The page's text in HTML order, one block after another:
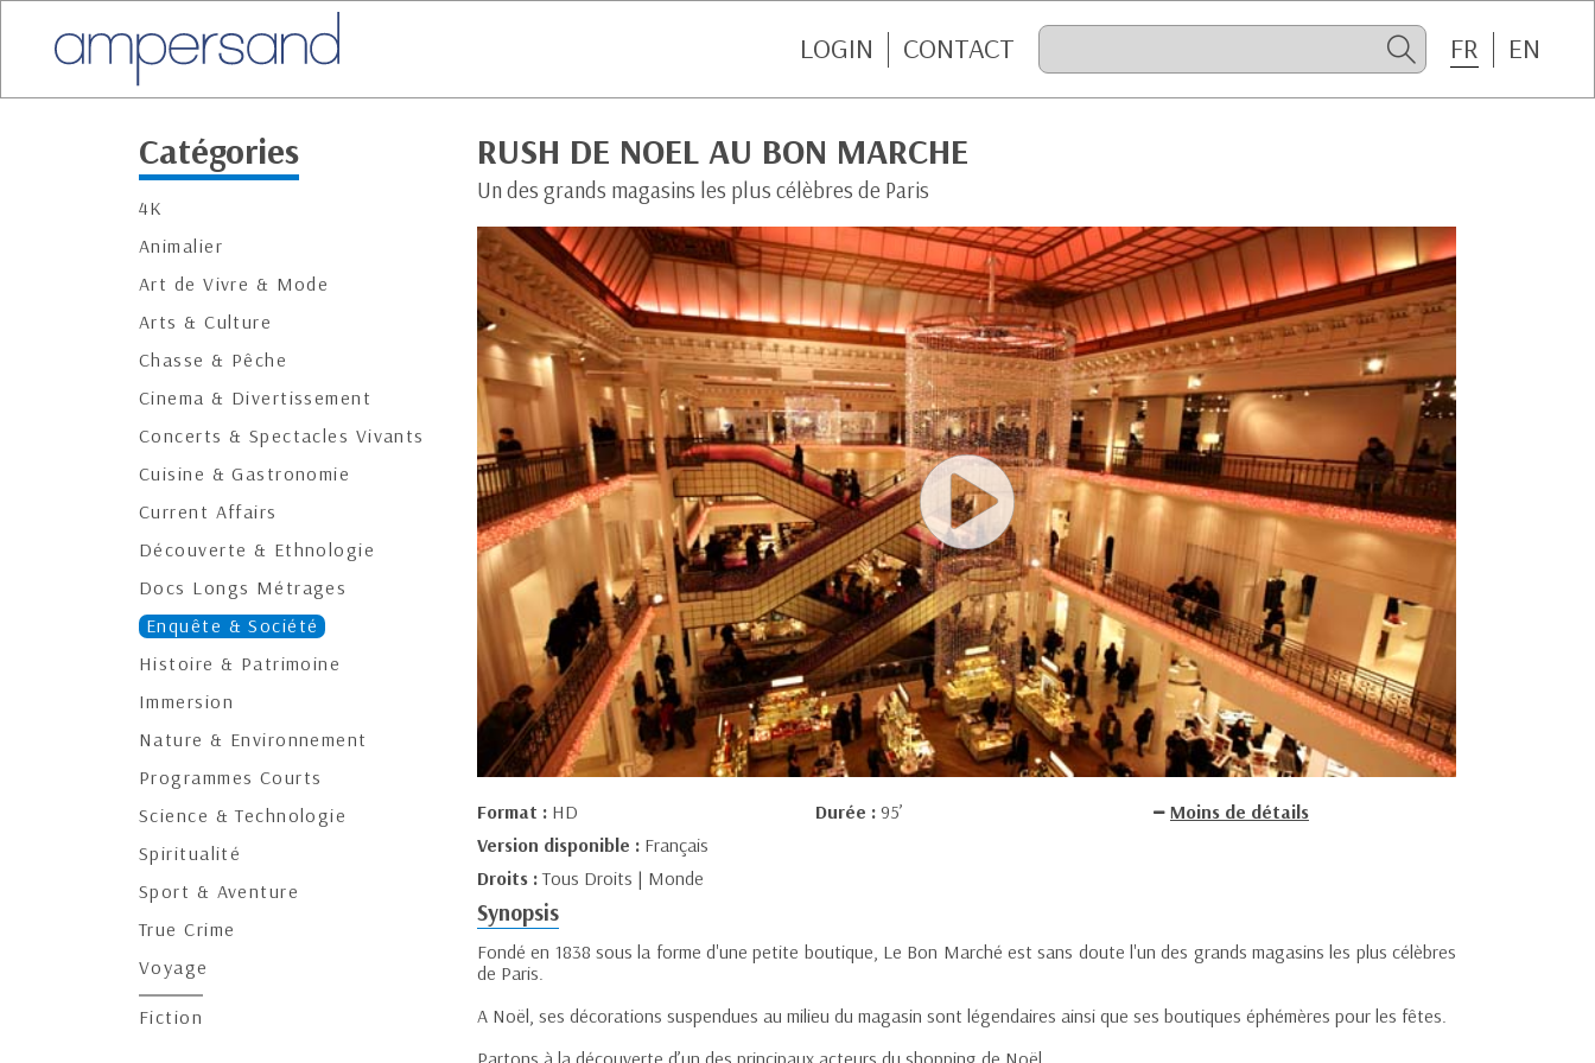
LOGIN CONTACT FR EN
Catégories
4K
Animalier
Art de Vivre & Mode
Arts & Culture
Chasse & Pêche
Cinema & Divertissement
Concerts & Spectacles Vivants
Cuisine & Gastronomie
Current Affairs
Découverte & Ethnologie
Docs Longs Métrages
Enquête & Société
Histoire & Patrimoine
Immersion
Nature & Environnement
Programmes Courts
Science & Technologie
Spiritualité
Sport & Aventure
True Crime
Voyage
Fiction
RUSH DE NOEL AU BON MARCHE
Un des grands magasins les plus célèbres de Paris
Format : HD Durée : 95’
Moins de détails
Version disponible : Français
Droits :Tous Droits | Monde
Synopsis
Fondé en 1838 sous la forme d'une petite boutique, Le Bon Marché est sans doute l'un des grands magasins les plus célèbres
de Paris.
A Noël, ses décorations suspendues au milieu du magasin sont légendaires ainsi que ses boutiques éphémères pour les fêtes.